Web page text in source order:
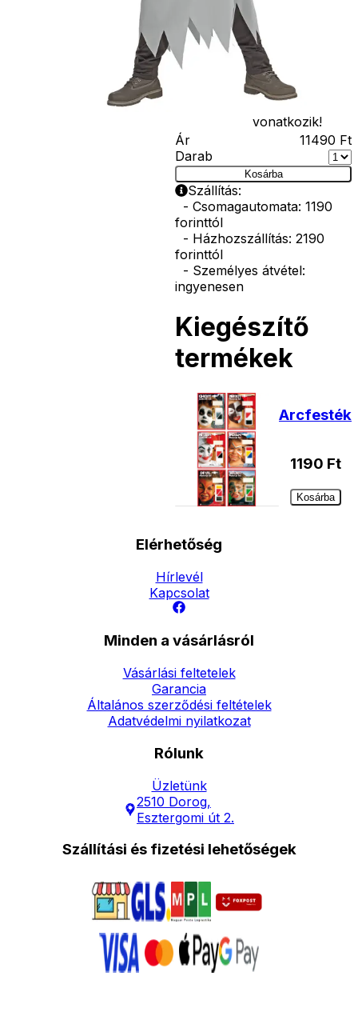
vasvilla, stb.
Amennyiben a
képen több
termék szerepel,
az ár minden
esetben egy
termékre
vonatkozik!
Ár
11490 Ft
Darab
Kosárba
Szállítás:
- Csomagautomata: 1190
forinttól
- Házhozszállítás: 2190
forinttól
- Személyes átvétel:
ingyenesen
Kiegészítő
termékek
Arcfesték
1190 Ft
Kosárba
Elérhetőség
Hírlevél
Kapcsolat
Minden a vásárlásról
Vásárlási feltetelek
Garancia
Általános szerződési feltételek
Adatvédelmi nyilatkozat
Rólunk
Üzletünk
2510 Dorog,
Esztergomi út 2.
Szállítási és fizetési lehetőségek